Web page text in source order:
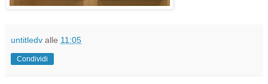
untitledv alle 11:05
Condividi